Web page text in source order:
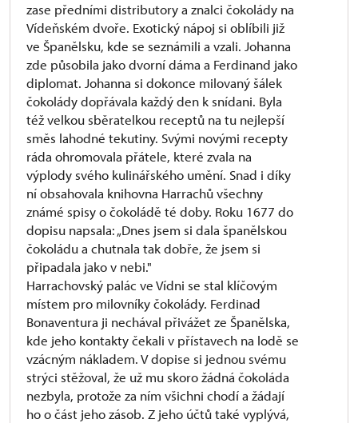
zase předními distributory a znalci čokolády na
Vídeňském dvoře. Exotický nápoj si oblíbili již
ve Španělsku, kde se seznámili a vzali. Johanna
zde působila jako dvorní dáma a Ferdinand jako
diplomat. Johanna si dokonce milovaný šálek
čokolády dopřávala každý den k snídani. Byla
též velkou sběratelkou receptů na tu nejlepší
směs lahodné tekutiny. Svými novými recepty
ráda ohromovala přátele, které zvala na
výplody svého kulinářského umění. Snad i díky
ní obsahovala knihovna Harrachů všechny
známé spisy o čokoládě té doby. Roku 1677 do
dopisu napsala: „Dnes jsem si dala španělskou
čokoládu a chutnala tak dobře, že jsem si
připadala jako v nebi."
Harrachovský palác ve Vídni se stal klíčovým
místem pro milovníky čokolády. Ferdinad
Bonaventura ji nechával přivážet ze Španělska,
kde jeho kontakty čekali v přístavech na lodě se
vzácným nákladem. V dopise si jednou svému
strýci stěžoval, že už mu skoro žádná čokoláda
nezbyla, protože za ním všichni chodí a žádají
ho o část jeho zásob. Z jeho účtů také vyplývá,